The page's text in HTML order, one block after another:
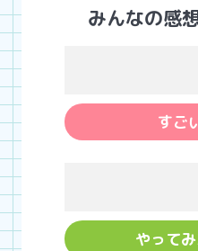
みんなの感
すご
やってみ